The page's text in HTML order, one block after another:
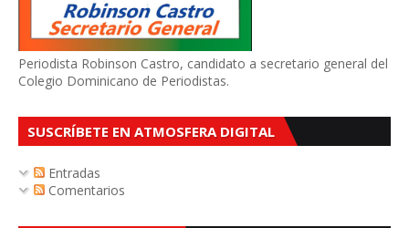
Periodista Robinson Castro, candidato a secretario general del
Colegio Dominicano de Periodistas.
SUSCRÍBETE EN ATMOSFERA DIGITAL
Entradas
Comentarios